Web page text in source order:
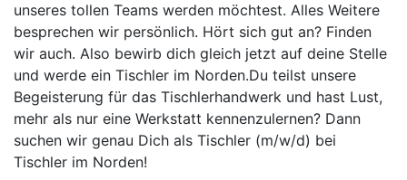
unseres tollen Teams werden möchtest. Alles Weitere
besprechen wir persönlich. Hört sich gut an? Finden
wir auch. Also bewirb dich gleich jetzt auf deine Stelle
und werde ein Tischler im Norden.Du teilst unsere
Begeisterung für das Tischlerhandwerk und hast Lust,
mehr als nur eine Werkstatt kennenzulernen? Dann
suchen wir genau Dich als Tischler (m/w/d) bei
Tischler im Norden!